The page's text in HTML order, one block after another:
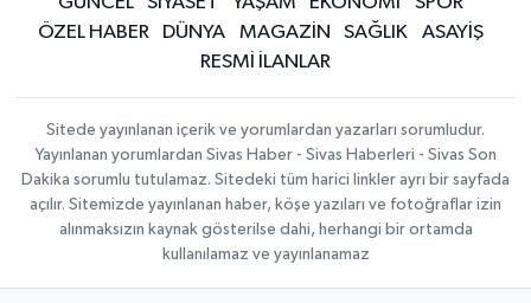
ÖZEL HABER
DÜNYA MAGAZİN SAĞLIK
ASAYİŞ
RESMİ İLANLAR
Sitede yayınlanan içerik ve yorumlardan yazarları sorumludur.
Yayınlanan yorumlardan Sivas Haber - Sivas Haberleri - Sivas Son
Dakika sorumlu tutulamaz. Sitedeki tüm harici linkler ayrı bir sayfada
açılır. Sitemizde yayınlanan haber, köşe yazıları ve fotoğraflar izin
alınmaksızın kaynak gösterilse dahi, herhangi bir ortamda
kullanılamaz ve yayınlanamaz